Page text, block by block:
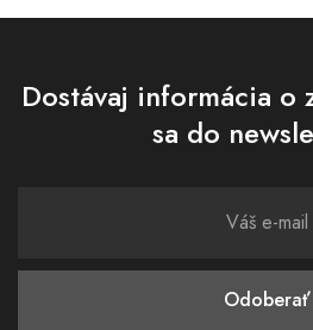
Dostávaj informácia o
sa do